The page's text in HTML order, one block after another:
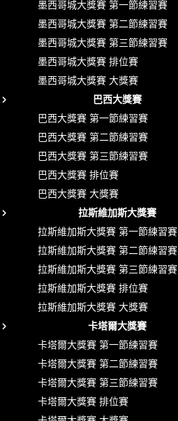
墨西哥城大獎賽 第一節練習賽
墨西哥城大獎賽 第二節練習賽
墨西哥城大獎賽 第三節練習賽
墨西哥城大獎賽 排位賽
墨西哥城大獎賽 大獎賽
巴西大獎賽
巴西大獎賽 第一節練習賽
巴西大獎賽 第二節練習賽
巴西大獎賽 第三節練習賽
巴西大獎賽 排位賽
巴西大獎賽 大獎賽
拉斯維加斯大獎賽
拉斯維加斯大獎賽 第一節練習賽
拉斯維加斯大獎賽 第二節練習賽
拉斯維加斯大獎賽 第三節練習賽
拉斯維加斯大獎賽 排位賽
拉斯維加斯大獎賽 大獎賽
卡塔爾大獎賽
卡塔爾大獎賽 第一節練習賽
卡塔爾大獎賽 第二節練習賽
卡塔爾大獎賽 第三節練習賽
卡塔爾大獎賽 排位賽